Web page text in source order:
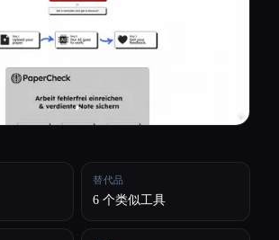
替代品
6 个类似工具